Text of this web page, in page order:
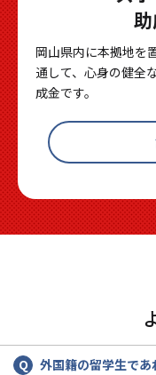
岡山県内に本拠地を
通して、心身の健全
成金です。
外国籍の留学生で